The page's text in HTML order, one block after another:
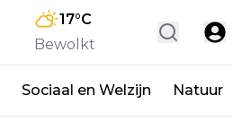
17°C
Bewolkt
Sociaal en Welzijn Natuur